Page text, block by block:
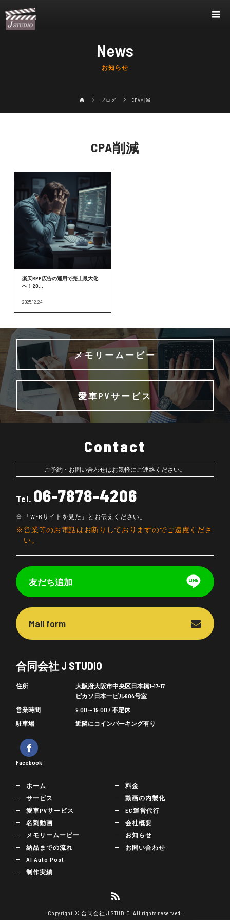
News
お知らせ
ブログ CPA削減
CPA削減
楽天RPP広告の運用で売上最大化
へ！20...
2025.12.24
メモリームービー
愛車PVサービス
Contact
ご予約・お問い合わせはお気軽にご連絡ください。
Tel. 06-7878-4206
「WEBサイトを見た」とお伝えください。
営業等のお電話はお断りしておりますのでご遠慮くださ
い。
友だち追加
Mail form
合同会社 J STUDIO
住所
大阪府大阪市中央区日本橋1-17-17
ピカソ日本一ビル604号室
営業時間
9:00～19:00 / 不定休
駐車場
近隣にコインパーキング有り
Facebook
ホーム
サービス
愛車PVサービス
名刺動画
メモリームービー
納品までの流れ
AI Auto Post
制作実績
料金
動画の内製化
EC運営代行
会社概要
お知らせ
お問い合わせ
Copyright © 合同会社 J STUDIO. All rights reserved.